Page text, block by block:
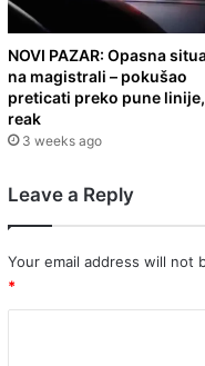
NOVI PAZAR: Opasna
na magistrali – pokušao
preticati preko pune
reak
3 weeks ago
Leave a Reply
Your email address will not
*